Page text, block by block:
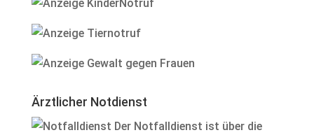
Ärztlicher Notdienst
Der Notfalldienst ist über die